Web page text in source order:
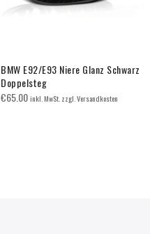
BMW E92/E93 Niere Glanz Schwarz
Doppelsteg
€65.00inkl. MwSt. zzgl. Versandkosten